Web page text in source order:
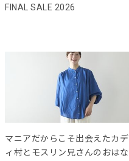
FINAL SALE 2026
マニアだからこそ出会えたカデ
ィ村とモスリン兄さんのおはな